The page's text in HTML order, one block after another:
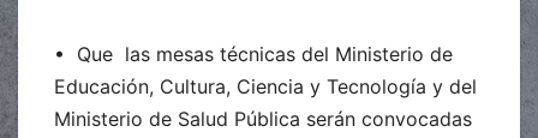
• Que las mesas técnicas del Ministerio de
Educación, Cultura, Ciencia y Tecnología y del
Ministerio de Salud Pública serán convocadas